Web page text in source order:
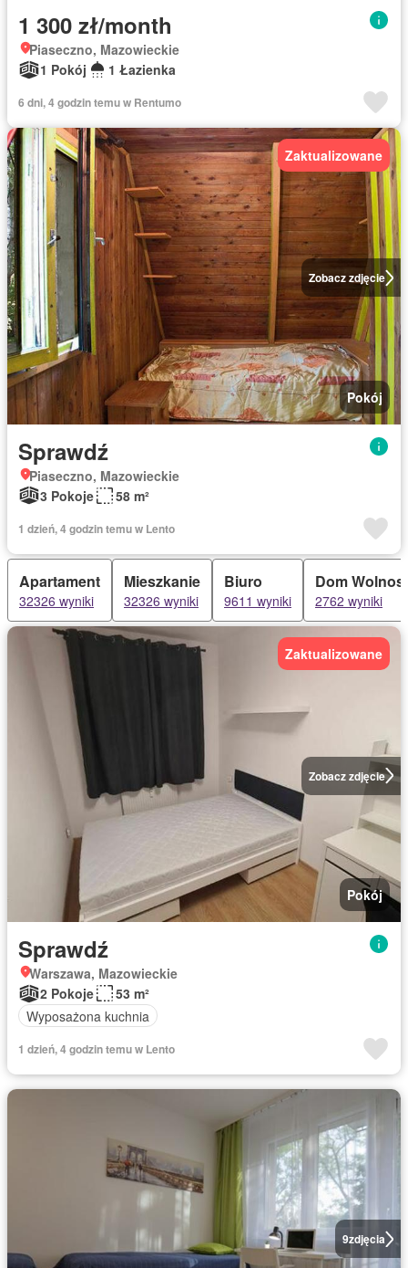
1 300 zł/month
Piaseczno, Mazowieckie
1 Pokój
1 Łazienka
6 dni, 4 godzin temu w Rentumo
Zobacz zdjęcie
Zaktualizowane
Pokój
Sprawdź
Piaseczno, Mazowieckie
3 Pokoje
58 m²
1 dzień, 4 godzin temu w Lento
Apartament
32326 wyniki
Mieszkanie
32326 wyniki
Biuro
9611 wyniki
Dom
2762 wyniki
Zobacz zdjęcie
Zaktualizowane
Pokój
Sprawdź
Warszawa, Mazowieckie
2 Pokoje
53 m²
Wyposażona kuchnia
1 dzień, 4 godzin temu w Lento
9zdjęcia